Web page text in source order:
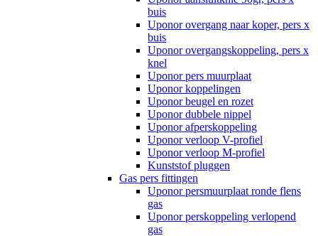
buis
Uponor overgang naar koper, pers x
buis
Uponor overgangskoppeling, pers x
knel
Uponor pers muurplaat
Uponor koppelingen
Uponor beugel en rozet
Uponor dubbele nippel
Uponor afperskoppeling
Uponor verloop V-profiel
Uponor verloop M-profiel
Kunststof pluggen
Gas pers fittingen
Uponor persmuurplaat ronde flens
gas
Uponor perskoppeling verlopend
gas